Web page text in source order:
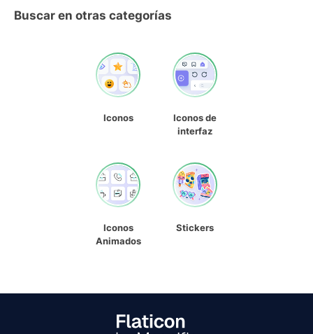
Buscar en otras categorías
Iconos
Iconos de
interfaz
Iconos
Animados
Stickers